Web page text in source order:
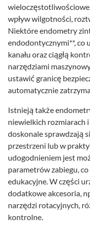
wpływ wilgotności,
Niektóre endometry
endodontycznymi**, co
kanału oraz ciągłą
narzędziami
ustawić granicę
automatycznie
Istnieją także
niewielkich rozmiarach
doskonale sprawdzają
przestrzeni lub w
udogodnieniem jest
parametrów zabiegu,
edukacyjne. W części
dodatkowe akcesoria,
narzędzi rotacyjnych,
kontrolne.